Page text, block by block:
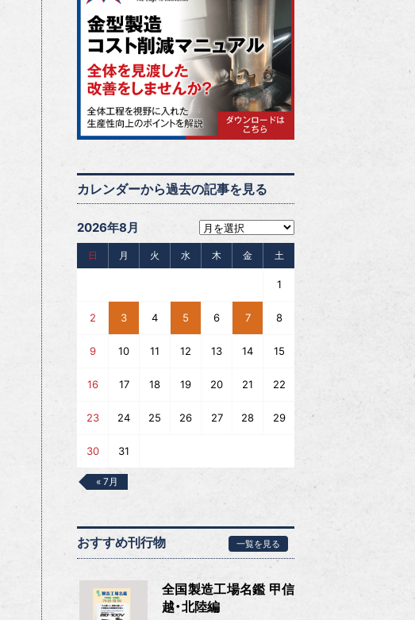
カレンダーから過去の記事を見る
2026年8月
日 月 火 水 木 金 土
1
2 3 4 5 6 7 8
9 10 11 12 13 14 15
16 17 18 19 20 21 22
23 24 25 26 27 28 29
30 31
« 7月
おすすめ刊行物 一覧を見る
全国製造工場名鑑 甲信
越・北陸編